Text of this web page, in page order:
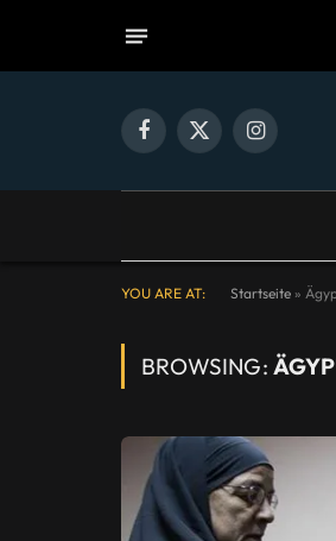
Facebook
X
Instagram
YOU ARE AT: Startseite »
BROWSING: